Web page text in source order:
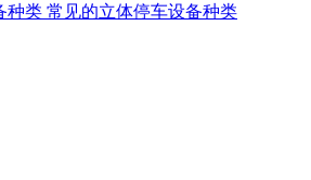
常见的立体停车设备种类